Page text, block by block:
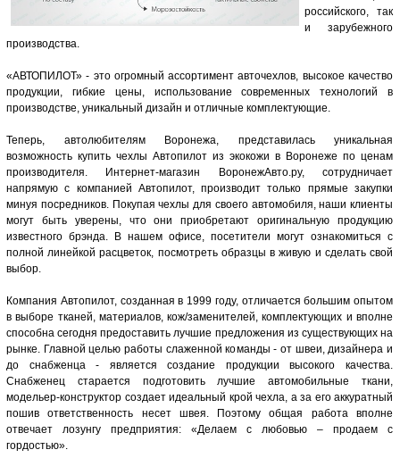
российского, так
и зарубежного
производства.
«АВТОПИЛОТ» - это огромный ассортимент авточехлов, высокое качество
продукции, гибкие цены, использование современных технологий в
производстве, уникальный дизайн и отличные комплектующие.
Теперь, автолюбителям Воронежа, представилась уникальная
возможность купить чехлы Автопилот из экокожи в Воронеже по ценам
производителя. Интернет-магазин ВоронежАвто.ру, сотрудничает
напрямую с компанией Автопилот, производит только прямые закупки
минуя посредников. Покупая чехлы для своего автомобиля, наши клиенты
могут быть уверены, что они приобретают оригинальную продукцию
известного брэнда. В нашем офисе, посетители могут ознакомиться с
полной линейкой расцветок, посмотреть образцы в живую и сделать свой
выбор.
Компания Автопилот, созданная в 1999 году, отличается большим опытом
в выборе тканей, материалов, кож/заменителей, комплектующих и вполне
способна сегодня предоставить лучшие предложения из существующих на
рынке. Главной целью работы слаженной команды - от швеи, дизайнера и
до снабженца - является создание продукции высокого качества.
Снабженец старается подготовить лучшие автомобильные ткани,
модельер-конструктор создает идеальный крой чехла, а за его аккуратный
пошив ответственность несет швея. Поэтому общая работа вполне
отвечает лозунгу предприятия: «Делаем с любовью – продаем с
гордостью».